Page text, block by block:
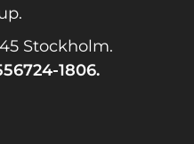
Stockholm.
1806.